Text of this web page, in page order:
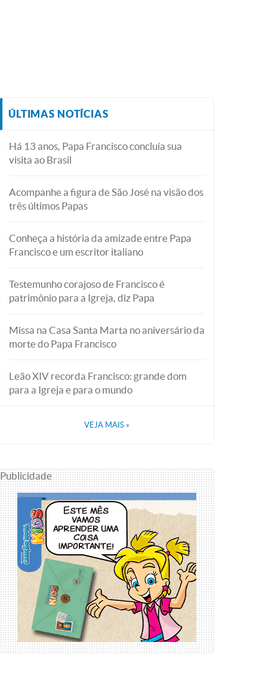
ÚLTIMAS NOTÍCIAS
Há 13 anos, Papa Francisco concluía sua
visita ao Brasil
Acompanhe a figura de São José na visão dos
três últimos Papas
Conheça a história da amizade entre Papa
Francisco e um escritor italiano
Testemunho corajoso de Francisco é
patrimônio para a Igreja, diz Papa
Missa na Casa Santa Marta no aniversário da
morte do Papa Francisco
Leão XIV recorda Francisco: grande dom
para a Igreja e para o mundo
VEJA MAIS »
Publicidade